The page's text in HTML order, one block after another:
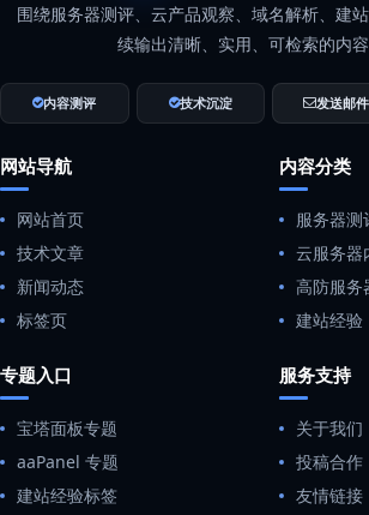
围绕服务器测评、云产品观察、域名解析、建
续输出清晰、实用、可检索的内容
内容测评 技术沉淀 发送邮件
网站导航
网站首页
技术文章
新闻动态
标签页
内容分类
服务器测
云服务器
高防服务
建站经验
专题入口
宝塔面板专题
aaPanel 专题
建站经验标签
服务支持
关于我们
投稿合作
友情链接